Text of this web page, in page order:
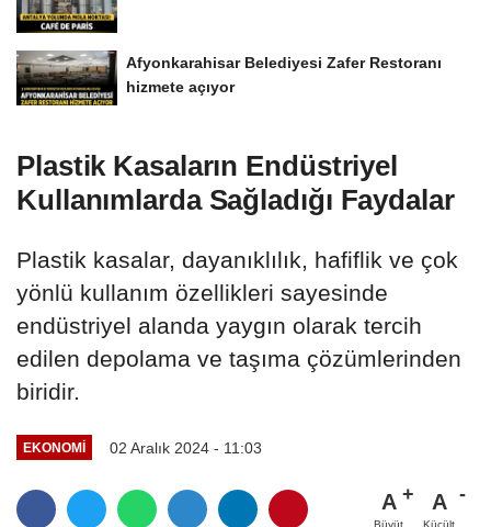
Afyonkarahisar Belediyesi Zafer Restoranı
hizmete açıyor
Plastik Kasaların Endüstriyel
Kullanımlarda Sağladığı Faydalar
Plastik kasalar, dayanıklılık, hafiflik ve çok
yönlü kullanım özellikleri sayesinde
endüstriyel alanda yaygın olarak tercih
edilen depolama ve taşıma çözümlerinden
biridir.
EKONOMI 02 Aralık 2024 - 11:03
A A